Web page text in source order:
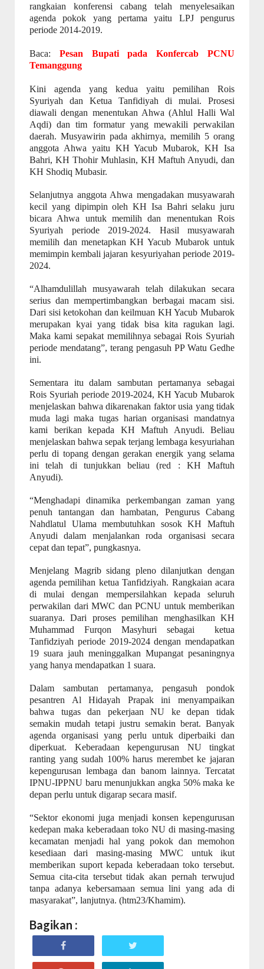
rangkaian konferensi cabang telah menyelesaikan
agenda pokok yang pertama yaitu LPJ pengurus
periode 2014-2019.
Baca: Pesan Bupati pada Konfercab PCNU
Temanggung
Kini agenda yang kedua yaitu pemilihan Rois
Syuriyah dan Ketua Tanfidiyah di mulai. Prosesi
diawali dengan menentukan Ahwa (Ahlul Halli Wal
Aqdi) dan tim formatur yang mewakili perwakilan
daerah. Musyawirin pada akhirnya, memilih 5 orang
anggota Ahwa yaitu KH Yacub Mubarok, KH Isa
Bahri, KH Thohir Muhlasin, KH Maftuh Anyudi, dan
KH Shodiq Mubasir.
Selanjutnya anggota Ahwa mengadakan musyawarah
kecil yang dipimpin oleh KH Isa Bahri selaku juru
bicara Ahwa untuk memilih dan menentukan Rois
Syuriyah periode 2019-2024. Hasil musyawarah
memilih dan menetapkan KH Yacub Mubarok untuk
memimpin kembali jajaran kesyuriyahan periode 2019-
2024.
“Alhamdulillah musyawarah telah dilakukan secara
serius dan mempertimbangkan berbagai macam sisi.
Dari sisi ketokohan dan keilmuan KH Yacub Mubarok
merupakan kyai yang tidak bisa kita ragukan lagi.
Maka kami sepakat memilihnya sebagai Rois Syuriah
periode mendatang”, terang pengasuh PP Watu Gedhe
ini.
Sementara itu dalam sambutan pertamanya sebagai
Rois Syuriah periode 2019-2024, KH Yacub Mubarok
menjelaskan bahwa dikarenakan faktor usia yang tidak
muda lagi maka tugas harian organisasi mandatnya
kami berikan kepada KH Maftuh Anyudi. Beliau
menjelaskan bahwa sepak terjang lembaga kesyuriahan
perlu di topang dengan gerakan energik yang selama
ini telah di tunjukkan beliau (red : KH Maftuh
Anyudi).
“Menghadapi dinamika perkembangan zaman yang
penuh tantangan dan hambatan, Pengurus Cabang
Nahdlatul Ulama membutuhkan sosok KH Maftuh
Anyudi dalam menjalankan roda organisasi secara
cepat dan tepat”, pungkasnya.
Menjelang Magrib sidang pleno dilanjutkan dengan
agenda pemilihan ketua Tanfidziyah. Rangkaian acara
di mulai dengan mempersilahkan kepada seluruh
perwakilan dari MWC dan PCNU untuk memberikan
suaranya. Dari proses pemilihan menghasilkan KH
Muhammad Furqon Masyhuri sebagai
ketua
Tanfidziyah periode 2019-2024 dengan mendapatkan
19 suara jauh meninggalkan Mupangat pesaningnya
yang hanya mendapatkan 1 suara.
Dalam sambutan pertamanya, pengasuh pondok
pesantren Al Hidayah Prapak ini menyampaikan
bahwa tugas dan pekerjaan NU ke depan tidak
semakin mudah tetapi justru semakin berat. Banyak
agenda organisasi yang perlu untuk diperbaiki dan
diperkuat. Keberadaan kepengurusan NU tingkat
ranting yang sudah 100% harus merembet ke jajaran
kepengurusan lembaga dan banom lainnya. Tercatat
IPNU-IPPNU baru menunjukkan angka 50% maka ke
depan perlu untuk digarap secara masif.
“Sektor ekonomi juga menjadi konsen kepengurusan
kedepan maka keberadaan toko NU di masing-masing
kecamatan menjadi hal yang pokok dan memohon
kesediaan dari masing-masing MWC untuk ikut
memberikan suport kepada keberadaan toko tersebut.
Semua cita-cita tersebut tidak akan pernah terwujud
tanpa adanya kebersamaan semua lini yang ada di
masyarakat”, lanjutnya. (htm23/Khamim).
Bagikan :